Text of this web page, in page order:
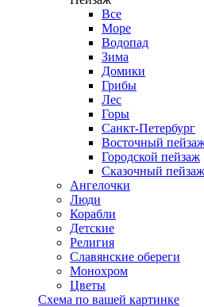
Все
Море
Водопад
Зима
Домики
Грибы
Лес
Горы
Санкт-Петербург
Восточный
Городской пейзаж
Сказочный пейзаж
Ангелочки
Люди
Корабли
Детские
Религия
Славянские обереги
Монохром
Цветы
Схема по вашей картинке